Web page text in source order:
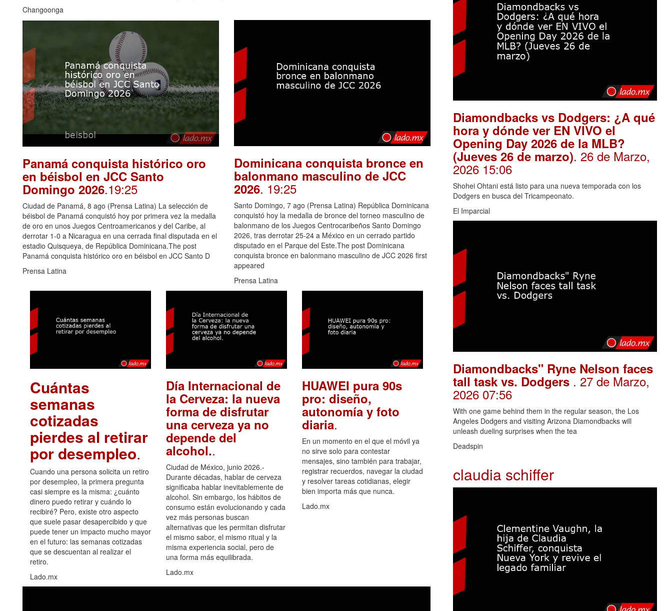
Changoonga
Panamá conquista histórico oro
en béisbol en JCC Santo
Domingo 2026.19:25
Ciudad de Panamá, 8 ago (Prensa Latina) La selección de
béisbol de Panamá conquistó hoy por primera vez la medalla
de oro en unos Juegos Centroamericanos y del Caribe, al
derrotar 1-0 a Nicaragua en una cerrada final disputada en el
estadio Quisqueya, de República Dominicana.The post
Panamá conquista histórico oro en béisbol en JCC Santo D
Prensa Latina
Dominicana conquista bronce en
balonmano masculino de JCC
2026. 19:25
Santo Domingo, 7 ago (Prensa Latina) República Dominicana
conquistó hoy la medalla de bronce del torneo masculino de
balonmano de los Juegos Centrocaribeños Santo Domingo
2026, tras derrotar 25-24 a México en un cerrado partido
disputado en el Parque del Este.The post Dominicana
conquista bronce en balonmano masculino de JCC 2026 first
appeared
Prensa Latina
Cuántas
semanas
cotizadas
pierdes al retirar
por desempleo.
Cuando una persona solicita un retiro
por desempleo, la primera pregunta
casi siempre es la misma: ¿cuánto
dinero puedo retirar y cuándo lo
recibiré? Pero, existe otro aspecto
que suele pasar desapercibido y que
puede tener un impacto mucho mayor
en el futuro: las semanas cotizadas
que se descuentan al realizar el
retiro.
Lado.mx
Día Internacional de
la Cerveza: la nueva
forma de disfrutar
una cerveza ya no
depende del
alcohol..
Ciudad de México, junio 2026.-
Durante décadas, hablar de cerveza
significaba hablar inevitablemente de
alcohol. Sin embargo, los hábitos de
consumo están evolucionando y cada
vez más personas buscan
alternativas que les permitan disfrutar
el mismo sabor, el mismo ritual y la
misma experiencia social, pero de
una forma más equilibrada.
Lado.mx
HUAWEI pura 90s
pro: diseño,
autonomía y foto
diaria.
En un momento en el que el móvil ya
no sirve solo para contestar
mensajes, sino también para trabajar,
registrar recuerdos, navegar la ciudad
y resolver tareas cotidianas, elegir
bien importa más que nunca.
Lado.mx
Diamondbacks vs Dodgers: ¿A qué
hora y dónde ver EN VIVO el
Opening Day 2026 de la MLB?
(Jueves 26 de marzo). 26 de Marzo,
2026 15:06
Shohei Ohtani está listo para una nueva temporada con los
Dodgers en busca del Tricampeonato.
El Imparcial
Diamondbacks" Ryne Nelson faces
tall task vs. Dodgers . 27 de Marzo,
2026 07:56
With one game behind them in the regular season, the Los
Angeles Dodgers and visiting Arizona Diamondbacks will
unleash dueling surprises when the tea
Deadspin
claudia schiffer